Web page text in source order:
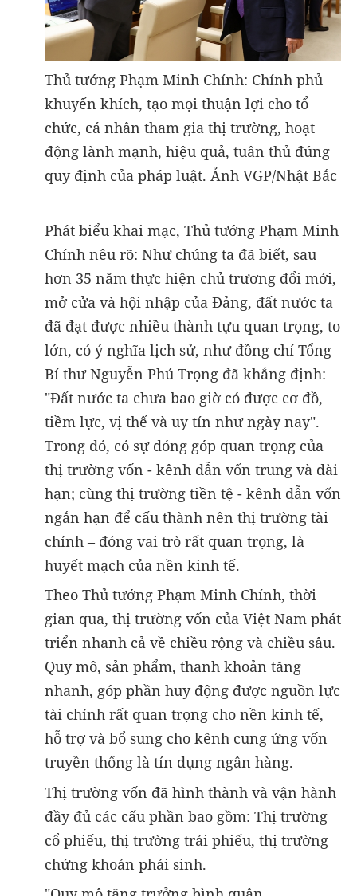
Thủ tướng Phạm Minh Chính: Chính phủ
khuyến khích, tạo mọi thuận lợi cho tổ
chức, cá nhân tham gia thị trường, hoạt
động lành mạnh, hiệu quả, tuân thủ đúng
quy định của pháp luật. Ảnh VGP/Nhật Bắc
Phát biểu khai mạc, Thủ tướng Phạm Minh
Chính nêu rõ: Như chúng ta đã biết, sau
hơn 35 năm thực hiện chủ trương đổi mới,
mở cửa và hội nhập của Đảng, đất nước ta
đã đạt được nhiều thành tựu quan trọng, to
lớn, có ý nghĩa lịch sử, như đồng chí Tổng
Bí thư Nguyễn Phú Trọng đã khẳng định:
"Đất nước ta chưa bao giờ có được cơ đồ,
tiềm lực, vị thế và uy tín như ngày nay".
Trong đó, có sự đóng góp quan trọng của
thị trường vốn - kênh dẫn vốn trung và dài
hạn; cùng thị trường tiền tệ - kênh dẫn vốn
ngắn hạn để cấu thành nên thị trường tài
chính – đóng vai trò rất quan trọng, là
huyết mạch của nền kinh tế.
Theo Thủ tướng Phạm Minh Chính, thời
gian qua, thị trường vốn của Việt Nam phát
triển nhanh cả về chiều rộng và chiều sâu.
Quy mô, sản phẩm, thanh khoản tăng
nhanh, góp phần huy động được nguồn lực
tài chính rất quan trọng cho nền kinh tế,
hỗ trợ và bổ sung cho kênh cung ứng vốn
truyền thống là tín dụng ngân hàng.
Thị trường vốn đã hình thành và vận hành
đầy đủ các cấu phần bao gồm: Thị trường
cổ phiếu, thị trường trái phiếu, thị trường
chứng khoán phái sinh.